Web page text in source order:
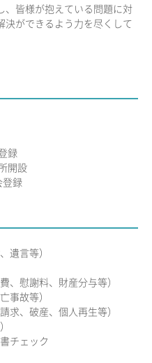
、皆様が抱えている問題に対
決ができるよう力を尽くして
録
開設
録
遺言等）
、慰謝料、財産分与等）
事故等）
求、破産、個人再生等）
チェック